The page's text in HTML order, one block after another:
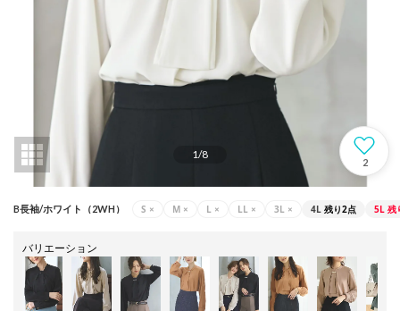
1/8
2
B長袖/ホワイト（2WH） S × M × L × LL × 3L × 4L 残り2点 5L 残
バリエーション